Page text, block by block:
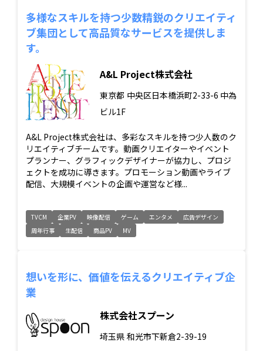
多様なスキルを持つ少数精鋭のクリエイティ
ブ集団として高品質なサービスを提供しま
す。
A&L Project株式会社
東京都 中央区日本橋浜町2-33-6 中為
ビル1F
A&L Project株式会社は、多彩なスキルを持つ少人数のク
リエイティブチームです。動画クリエイターやイベント
プランナー、グラフィックデザイナーが協力し、プロジ
ェクトを成功に導きます。プロモーション動画やライブ
配信、大規模イベントの企画や運営など様...
TVCM 企業PV 映像配信 ゲーム エンタメ
広告デザイン
周年行事
生配信 商品PV MV
想いを形に、価値を伝えるクリエイティブ企
業
株式会社スプーン
埼玉県 和光市下新倉2-39-19